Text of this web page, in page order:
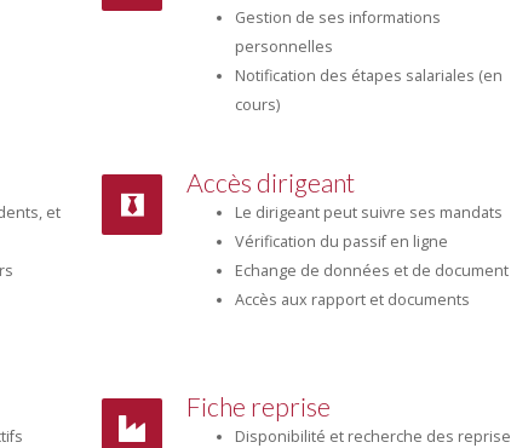
Gestion de ses informations
personnelles
Notification des étapes salariales (en
cours)
et
Accès dirigeant
Le dirigeant peut suivre ses mandats
Vérification du passif en ligne
Echange de données et de document
Accès aux rapport et documents
Fiche reprise
Disponibilité et recherche des reprise